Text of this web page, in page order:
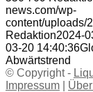
news.com/wp-
content/uploads/
Redaktion2024-
03-20 14:40:36
Abwärtstrend
© Copyright -
Impressum